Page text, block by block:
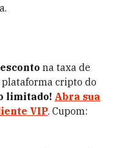
na taxa de
plataforma cripto do
limitado! Abra sua
VIP. Cupom: